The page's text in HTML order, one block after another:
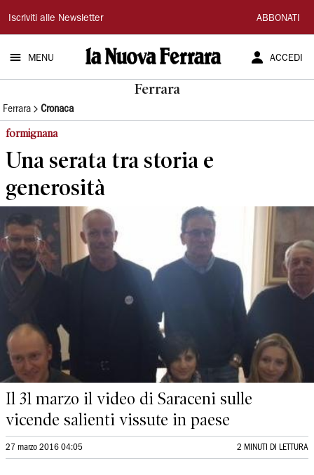
La
Nuova
Ferrara
Iscriviti alle Newsletter ABBONATI
MENU ACCEDI
Ferrara
Ferrara Cronaca
formignana
Una serata tra storia e
generosità
Il 31 marzo il video di Saraceni sulle
vicende salienti vissute in paese
27 marzo 2016 04:05 2 MINUTI DI LETTURA